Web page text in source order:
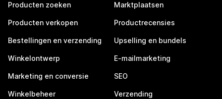
Producten zoeken
Producten verkopen
Bestellingen en verzending
Winkelontwerp
Marketing en conversie
Winkelbeheer
Marktplaatsen
Productrecensies
Upselling en bundels
E-mailmarketing
SEO
Verzending